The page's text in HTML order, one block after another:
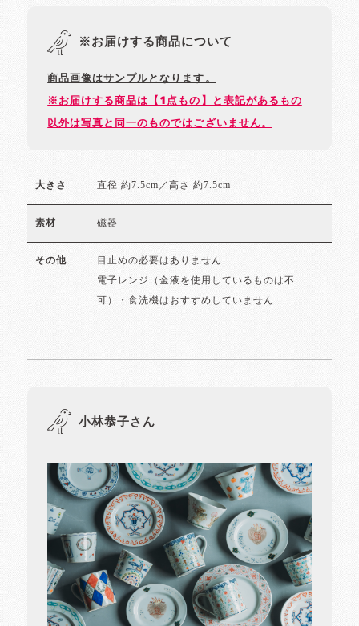
※お届けする商品について
商品画像はサンプルとなります。
※お届けする商品は【1点もの】と表記があるもの
以外は写真と同一のものではございません。
大きさ 直径 約7.5cm／高さ 約7.5cm
素材 磁器
その他 目止めの必要はありません
電子レンジ（金液を使用しているものは不
可）・食洗機はおすすめしていません
小林恭子さん